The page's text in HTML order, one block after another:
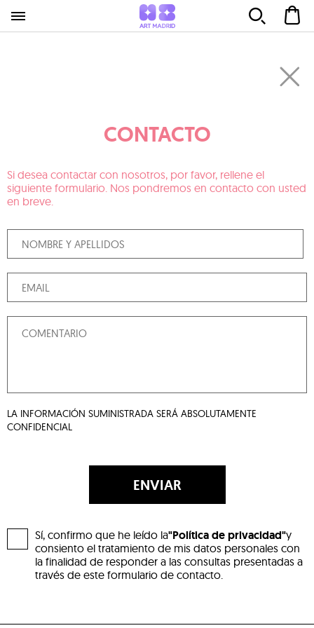
CONTACTO
Si desea contactar con nosotros, por favor, rellene el
siguiente formulario. Nos pondremos en contacto con usted
en breve.
LA INFORMACIÓN SUMINISTRADA SERÁ ABSOLUTAMENTE
CONFIDENCIAL
ENVIAR
Sí, confirmo que he leído la"Política de privacidad"y
consiento el tratamiento de mis datos personales con
la finalidad de responder a las consultas presentadas a
través de este formulario de contacto.